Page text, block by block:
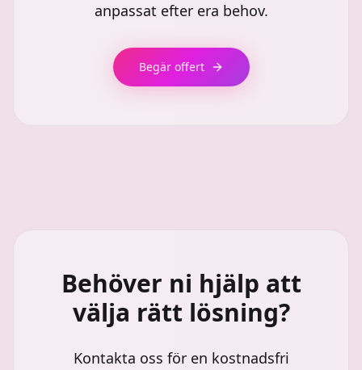
anpassat efter era behov.
Begär offert
Behöver ni hjälp att
välja rätt lösning?
Kontakta oss för en kostnadsfri